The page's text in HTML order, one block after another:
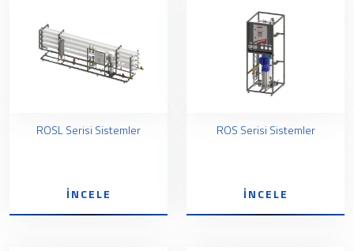
ROSL Serisi Sistemler
İNCELE
ROS Serisi Sistemler
İNCELE